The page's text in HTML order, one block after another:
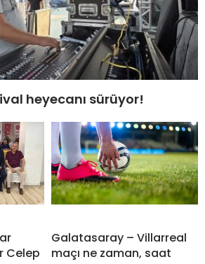
heyecanı sürüyor!
Celep
Galatasaray – Villarreal
maçı ne zaman, saat